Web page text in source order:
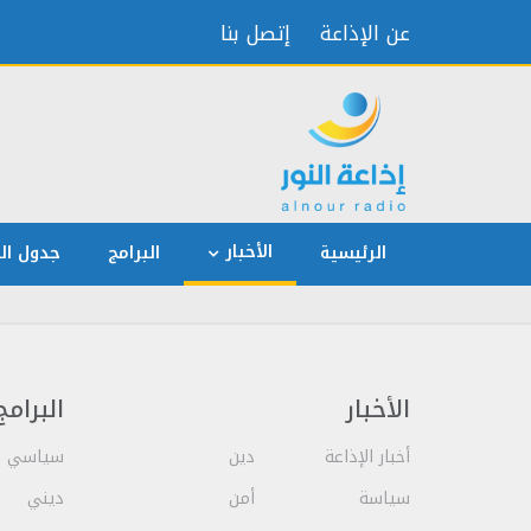
عن الإذاعة إتصل بنا
الرئيسية الأخبار البرامج جدول
الأخبار
أخبار الإذاعة
سياسة
دين
أمن
سياسي
ديني